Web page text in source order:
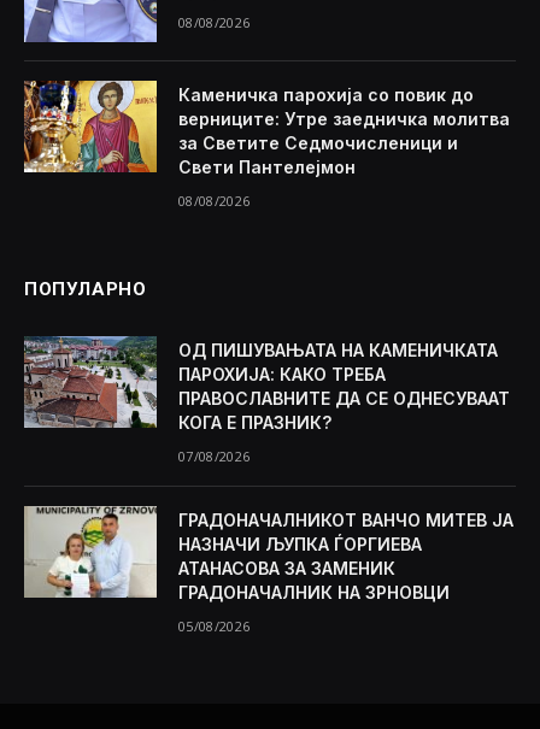
08/08/2026
Каменичка парохија со повик до
верниците: Утре заедничка молитва
за Светите Седмочисленици и
Свети Пантелејмон
08/08/2026
ПОПУЛАРНО
ОД ПИШУВАЊАТА НА КАМЕНИЧКАТА
ПАРОХИЈА: КАКО ТРЕБА
ПРАВОСЛАВНИТЕ ДА СЕ ОДНЕСУВААТ
КОГА Е ПРАЗНИК?
07/08/2026
ГРАДОНАЧАЛНИКОТ ВАНЧО МИТЕВ ЈА
НАЗНАЧИ ЉУПКА ЃОРГИЕВА
АТАНАСОВА ЗА ЗАМЕНИК
ГРАДОНАЧАЛНИК НА ЗРНОВЦИ
05/08/2026